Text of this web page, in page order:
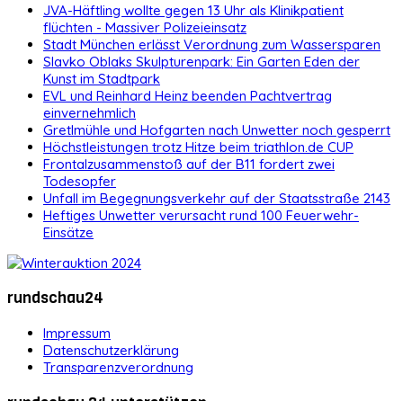
JVA-Häftling wollte gegen 13 Uhr als Klinikpatient
flüchten - Massiver Polizeieinsatz
Stadt München erlässt Verordnung zum Wassersparen
Slavko Oblaks Skulpturenpark: Ein Garten Eden der
Kunst im Stadtpark
EVL und Reinhard Heinz beenden Pachtvertrag
einvernehmlich
Gretlmühle und Hofgarten nach Unwetter noch gesperrt
Höchstleistungen trotz Hitze beim triathlon.de CUP
Frontalzusammenstoß auf der B11 fordert zwei
Todesopfer
Unfall im Begegnungsverkehr auf der Staatsstraße 2143
Heftiges Unwetter verursacht rund 100 Feuerwehr-
Einsätze
rundschau24
Impressum
Datenschutzerklärung
Transparenzverordnung